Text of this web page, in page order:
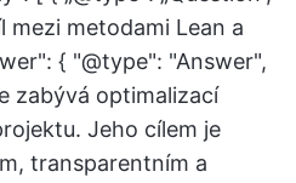
mezi metodami Lean a
{ "@type": "Answer",
zabývá optimalizací
Jeho cílem je
transparentním a